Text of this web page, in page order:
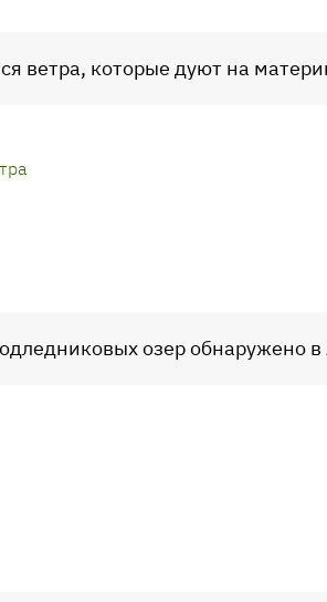
ветра, которые дуют на
озер обнаружено